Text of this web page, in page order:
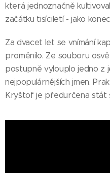
která jednoznačně
začátku tisíciletí - jako
Za dvacet let se vnímání
proměnilo. Ze souboru
postupně vylouplo jedno z
nejpopulárnějších jmen.
Kryštof je předurčena stát